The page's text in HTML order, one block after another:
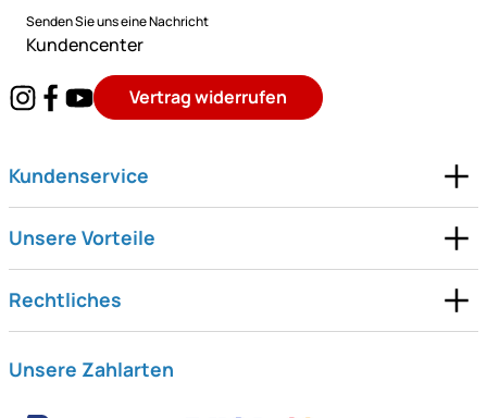
Senden Sie uns eine Nachricht
Kundencenter
Vertrag widerrufen
Kundenservice
Unsere Vorteile
Rechtliches
Unsere Zahlarten